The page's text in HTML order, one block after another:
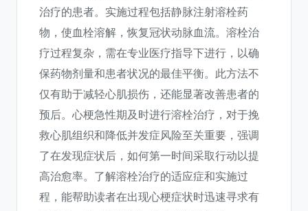
治疗的患者。实施过程包括静脉注射溶栓药
物，使血栓溶解，恢复冠状动脉血流。溶栓治
疗过程复杂，需在专业医疗指导下进行，以确
保药物剂量和患者状况的最佳平衡。此方法不
仅有助于减轻心肌损伤，还能显著改善患者的
预后。心梗急性期及时进行溶栓治疗，对于挽
救心肌组织和降低并发症风险至关重要，强调
了在发现症状后，如何第一时间采取行动以提
高治愈率。了解溶栓治疗的适应症和实施过
程，能帮助读者在出现心梗症状时迅速寻求有